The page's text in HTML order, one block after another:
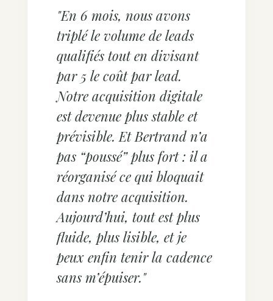
"En 6 mois, nous avons
triplé le volume de leads
qualifiés tout en divisant
par 5 le coût par lead.
Notre acquisition digitale
est devenue plus stable et
prévisible. Et Bertrand n’a
pas “poussé” plus fort : il a
réorganisé ce qui bloquait
dans notre acquisition.
Aujourd’hui, tout est plus
fluide, plus lisible, et je
peux enfin tenir la cadence
sans m’épuiser."